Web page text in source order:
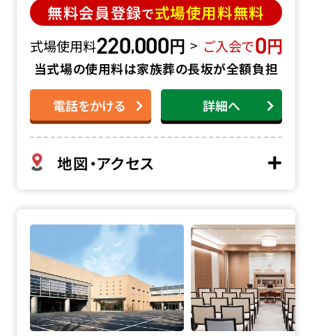
無料会員登録で式場使用料無料
式場使用料220,000円 > ご入会で0円
当式場の使用料は家族葬の長坂が全額負担
電話をかける 詳細へ
地図・アクセス